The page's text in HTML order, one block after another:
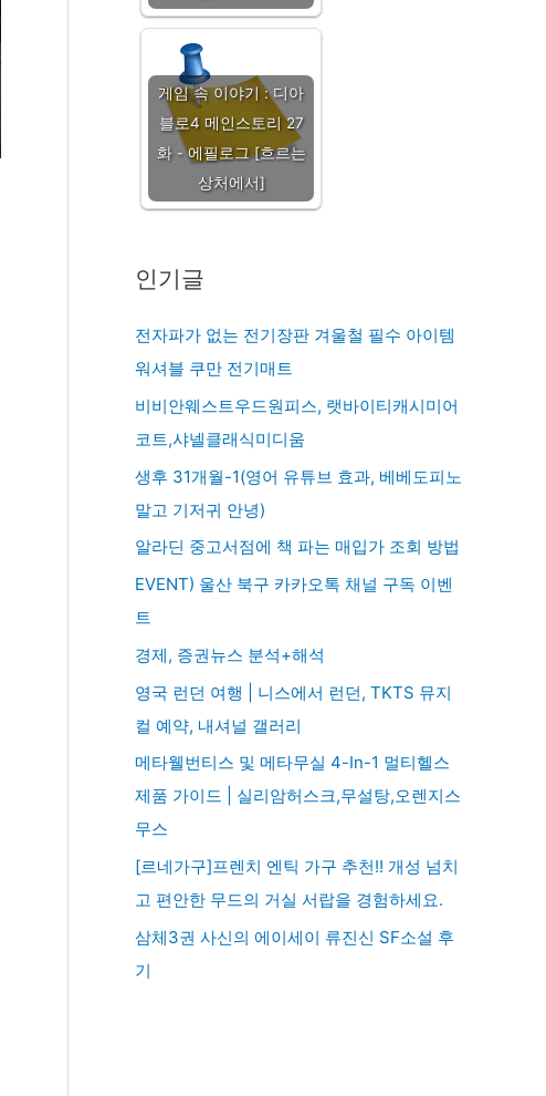
게임 속 이야기 : 디아
블로4 메인스토리 27
화 - 에필로그 [흐르는
상처에서]
인기글
전자파가 없는 전기장판 겨울철 필수 아이템
워셔블 쿠만 전기매트
비비안웨스트우드원피스, 랫바이티캐시미어
코트,샤넬클래식미디움
생후 31개월-1(영어 유튜브 효과, 베베도피노
말고 기저귀 안녕)
알라딘 중고서점에 책 파는 매입가 조회 방법
EVENT) 울산 북구 카카오톡 채널 구독 이벤
트
경제, 증권뉴스 분석+해석
영국 런던 여행 | 니스에서 런던, TKTS 뮤지
컬 예약, 내셔널 갤러리
메타웰번티스 및 메타무실 4-In-1 멀티헬스
제품 가이드 | 실리암허스크,무설탕,오렌지스
무스
[르네가구]프렌치 엔틱 가구 추천!! 개성 넘치
고 편안한 무드의 거실 서랍을 경험하세요.
삼체3권 사신의 에이세이 류진신 SF소설 후
기